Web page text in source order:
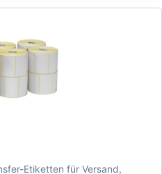
Etiketten für Versand,